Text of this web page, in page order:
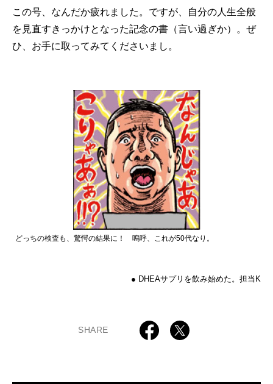
この号、なんだか疲れました。ですが、自分の人生全般
を見直すきっかけとなった記念の書（言い過ぎか）。ぜ
ひ、お手に取ってみてくださいまし。
どっちの検査も、驚愕の結果に！ 嗚呼、これが50代なり。
● DHEAサプリを飲み始めた。担当K
SHARE